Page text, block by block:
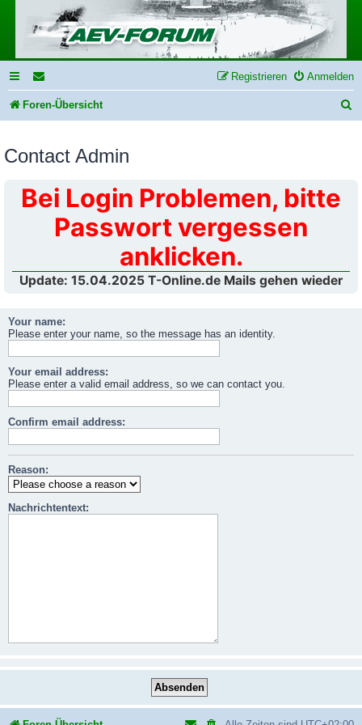
Anmelden
Registrieren
Foren-Übersicht
Contact Admin
Bei Login Problemen, bitte
Passwort vergessen
anklicken.
Update: 15.04.2025 T-Online.de Mails gehen wieder
Your name:
Please enter your name, so the message has an identity.
Your email address:
Please enter a valid email address, so we can contact you.
Confirm email address:
Reason:
Nachrichtentext: